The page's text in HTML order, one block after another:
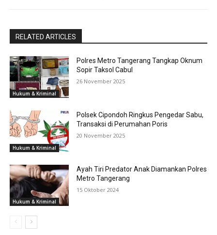
RELATED ARTICLES
Hukum & Kriminal
Polres Metro Tangerang Tangkap Oknum
Sopir Taksol Cabul
26 November 2025
Hukum & Kriminal
Polsek Cipondoh Ringkus Pengedar Sabu,
Transaksi di Perumahan Poris
20 November 2025
Hukum & Kriminal
Ayah Tiri Predator Anak Diamankan Polres
Metro Tangerang
15 Oktober 2024